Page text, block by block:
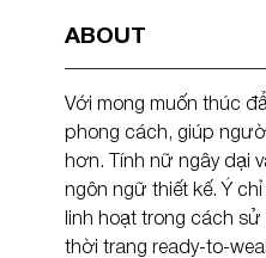
ABOUT
Với mong muốn thúc
phong cách, giúp
hơn. Tính nữ ngây dại
ngôn ngữ thiết kế. Ý
linh hoạt trong cách
thời trang ready-to-